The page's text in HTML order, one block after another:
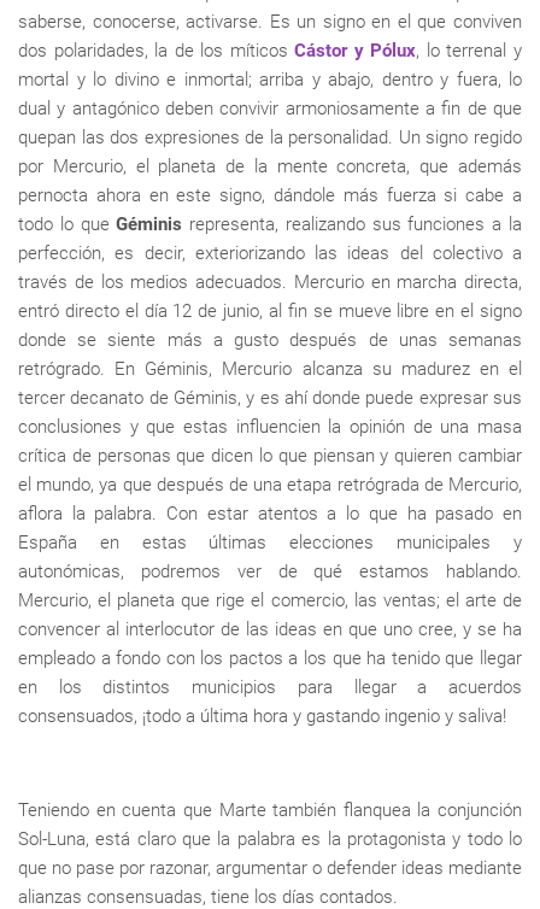
saberse, conocerse, activarse. Es un signo en el que conviven
dos polaridades, la de los míticosCástor y Pólux, lo terrenal y
mortal y lo divino e inmortal; arriba y abajo, dentro y fuera, lo
dual y antagónico deben convivir armoniosamente a fin de que
quepan las dos expresiones de la personalidad. Un signo regido
por Mercurio, el planeta de la mente concreta, que además
pernocta ahora en este signo, dándole más fuerza si cabe a
todo lo queGéminis representa, realizando sus funciones a la
perfección, es decir, exteriorizando las ideas del colectivo a
través de los medios adecuados. Mercurio en marcha directa,
entró directo el día 12 de junio, al fin se mueve libre en el signo
donde se siente más a gusto después de unas semanas
retrógrado. En Géminis, Mercurio alcanza su madurez en el
tercer decanato de Géminis, y es ahí donde puede expresar sus
conclusiones y que estas influencien la opinión de una masa
crítica de personas que dicen lo que piensan y quieren cambiar
el mundo, ya que después de una etapa retrógrada de Mercurio,
aflora la palabra. Con estar atentos a lo que ha pasado en
España en estas últimas elecciones municipales y
autonómicas, podremos ver de qué estamos hablando.
Mercurio, el planeta que rige el comercio, las ventas; el arte de
convencer al interlocutor de las ideas en que uno cree, y se ha
empleado a fondo con los pactos a los que ha tenido que llegar
en los distintos municipios para llegar a acuerdos
consensuados, ¡todo a última hora y gastando ingenio y saliva!
Teniendo en cuenta que Marte también flanquea la conjunción
Sol-Luna, está claro que la palabra es la protagonista y todo lo
que no pase por razonar, argumentar o defender ideas mediante
alianzas consensuadas, tiene los días contados.